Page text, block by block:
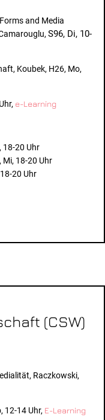
and Media
S96, Di, 10-
Koubek, H26, Mo,
e-Learning
18-20 Uhr
Mi, 18-20 Uhr
20 Uhr
(CSW)
Raczkowski,
12-14 Uhr, E-Learning